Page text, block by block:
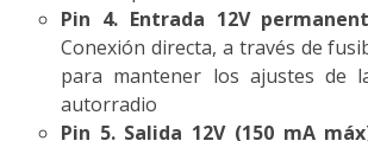
Pin 4. Entrada 12V
Conexión directa, a través de
para mantener los ajustes de
autorradio
Pin 5. Salida 12V (150 mA